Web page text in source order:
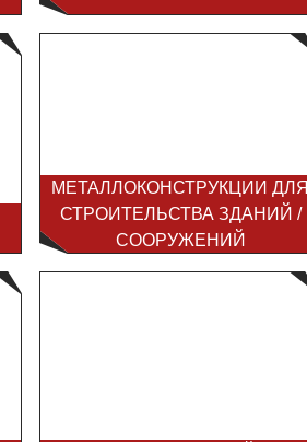
МЕТАЛЛОКОНСТРУКЦИИ ДЛЯ
СТРОИТЕЛЬСТВА ЗДАНИЙ /
СООРУЖЕНИЙ